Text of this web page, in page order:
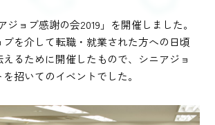
ジョブ感謝の会2019」を開催しました。
ブを介して転職・就業された方への日頃
るために開催したもので、シニアジョ
招いてのイベントでした。